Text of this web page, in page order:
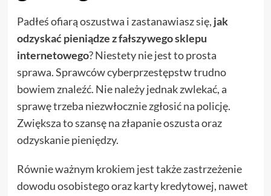
Padłeś ofiarą oszustwa i zastanawiasz się, jak
odzyskać pieniądze z fałszywego sklepu
internetowego? Niestety nie jest to prosta
sprawa. Sprawców cyberprzestępstw trudno
bowiem znaleźć. Nie należy jednak zwlekać, a
sprawę trzeba niezwłocznie zgłosić na policję.
Zwiększa to szansę na złapanie oszusta oraz
odzyskanie pieniędzy.
Równie ważnym krokiem jest także zastrzeżenie
dowodu osobistego oraz karty kredytowej, nawet